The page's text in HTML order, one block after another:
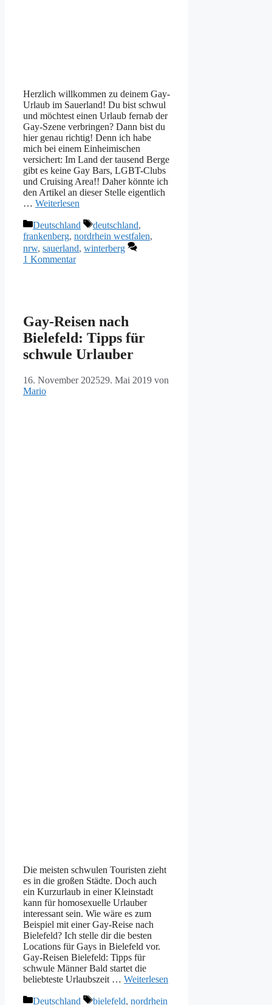
Herzlich willkommen zu deinem Gay-
Urlaub im Sauerland! Du bist schwul
und möchtest einen Urlaub fernab der
Gay-Szene verbringen? Dann bist du
hier genau richtig! Denn ich habe
mich bei einem Einheimischen
versichert: Im Land der tausend Berge
gibt es keine Gay Bars, LGBT-Clubs
und Cruising Area!! Daher könnte ich
den Artikel an dieser Stelle eigentlich
… Weiterlesen
Kategorien
Deutschland Schlagwörter
deutschland,
frankenberg, nordrhein westfalen,
nrw, sauerland, winterberg
1 Kommentar
Gay-Reisen nach
Bielefeld: Tipps für
schwule Urlauber
16. November 202529. Mai 2019 von
Mario
Die meisten schwulen Touristen zieht
es in die großen Städte. Doch auch
ein Kurzurlaub in einer Kleinstadt
kann für homosexuelle Urlauber
interessant sein. Wie wäre es zum
Beispiel mit einer Gay-Reise nach
Bielefeld? Ich stelle dir die besten
Locations für Gays in Bielefeld vor.
Gay-Reisen Bielefeld: Tipps für
schwule Männer Bald startet die
beliebteste Urlaubszeit … Weiterlesen
Kategorien
Deutschland Schlagwörter
bielefeld, nordrhein